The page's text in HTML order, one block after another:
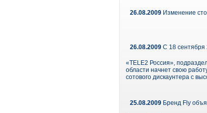
26.08.2009 Изменение
26.08.2009 С 18 сентября
«TELE2 Россия»,
области начнет свою
сотового дискаунтера с
25.08.2009 Бренд Fly